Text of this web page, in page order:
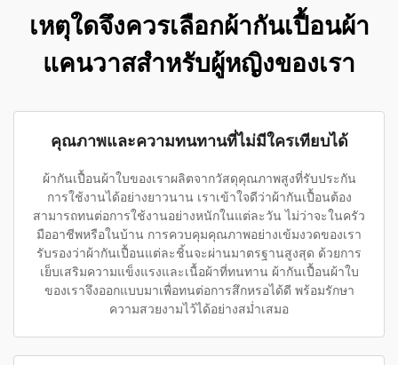
เหตุใดจึงควรเลือกผ้ากันเปื้อนผ้า
แคนวาสสำหรับผู้หญิงของเรา
คุณภาพและความทนทานที่ไม่มีใครเทียบได้
ผ้ากันเปื้อนผ้าใบของเราผลิตจากวัสดุคุณภาพสูงที่รับประกัน
การใช้งานได้อย่างยาวนาน เราเข้าใจดีว่าผ้ากันเปื้อนต้อง
สามารถทนต่อการใช้งานอย่างหนักในแต่ละวัน ไม่ว่าจะในครัว
มืออาชีพหรือในบ้าน การควบคุมคุณภาพอย่างเข้มงวดของเรา
รับรองว่าผ้ากันเปื้อนแต่ละชิ้นจะผ่านมาตรฐานสูงสุด ด้วยการ
เย็บเสริมความแข็งแรงและเนื้อผ้าที่ทนทาน ผ้ากันเปื้อนผ้าใบ
ของเราจึงออกแบบมาเพื่อทนต่อการสึกหรอได้ดี พร้อมรักษา
ความสวยงามไว้ได้อย่างสม่ำเสมอ